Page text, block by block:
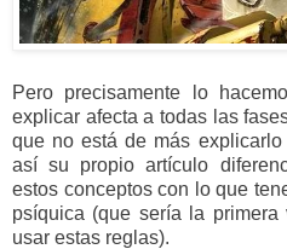
Pero precisamente lo
explicar afecta a todas las
que no está de más
así su propio artículo
estos conceptos con lo que
psíquica (que sería la
usar estas reglas).